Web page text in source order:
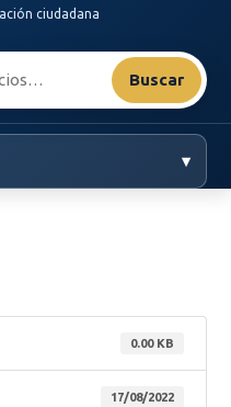
ciudadana
Buscar
▾
0.00 KB
17/08/2022